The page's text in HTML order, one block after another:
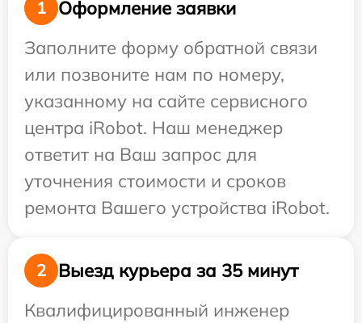
1
Оформление заявки
Заполните форму обратной связи
или позвоните нам по номеру,
указанному на сайте сервисного
центра iRobot. Наш менеджер
ответит на Ваш запрос для
уточнения стоимости и сроков
ремонта Вашего устройства iRobot.
2
Выезд курьера за 35 минут
Квалифицированный инженер